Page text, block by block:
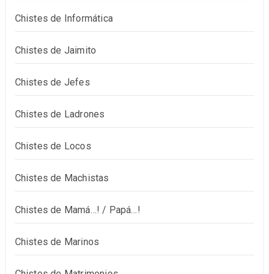
Chistes de Informática
Chistes de Jaimito
Chistes de Jefes
Chistes de Ladrones
Chistes de Locos
Chistes de Machistas
Chistes de Mamá…! / Papá…!
Chistes de Marinos